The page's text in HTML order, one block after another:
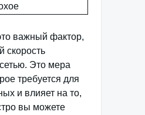
важный фактор,
скорость
Это мера
требуется для
и влияет на то,
вы можете